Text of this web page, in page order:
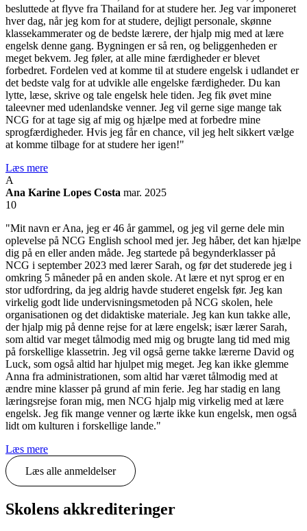
besluttede at flyve fra Thailand for at studere her. Jeg var imponeret
hver dag, når jeg kom for at studere, dejligt personale, skønne
klassekammerater og de bedste lærere, der hjalp mig med at lære
engelsk denne gang. Bygningen er så ren, og beliggenheden er
meget bekvem. Jeg føler, at alle mine færdigheder er blevet
forbedret. Fordelen ved at komme til at studere engelsk i udlandet er
det bedste valg for at udvikle alle engelske færdigheder. Du kan
lytte, læse, skrive og tale engelsk hele tiden. Jeg fik øvet mine
taleevner med udenlandske venner. Jeg vil gerne sige mange tak
NCG for at tage sig af mig og hjælpe med at forbedre mine
sprogfærdigheder. Hvis jeg får en chance, vil jeg helt sikkert vælge
at komme tilbage for at studere her igen!"
Læs mere
A
Ana Karine Lopes Costa mar. 2025
10
"Mit navn er Ana, jeg er 46 år gammel, og jeg vil gerne dele min
oplevelse på NCG English school med jer. Jeg håber, det kan hjælpe
dig på en eller anden måde. Jeg startede på begynderklasser på
NCG i september 2023 med lærer Sarah, og før det studerede jeg i
omkring 5 måneder på en anden skole. At lære et nyt sprog er en
stor udfordring, da jeg aldrig havde studeret engelsk før. Jeg kan
virkelig godt lide undervisningsmetoden på NCG skolen, hele
organisationen og det didaktiske materiale. Jeg kan kun takke alle,
der hjalp mig på denne rejse for at lære engelsk; især lærer Sarah,
som altid var meget tålmodig med mig og brugte lang tid med mig
på forskellige klassetrin. Jeg vil også gerne takke lærerne David og
Luck, som også altid har hjulpet mig meget. Jeg kan ikke glemme
Anna fra administrationen, som altid har været tålmodig med at
ændre mine klasser på grund af min ferie. Jeg har stadig en lang
læringsrejse foran mig, men NCG hjalp mig virkelig med at lære
engelsk. Jeg fik mange venner og lærte ikke kun engelsk, men også
lidt om kulturen i forskellige lande."
Læs mere
Læs alle anmeldelser
Skolens akkrediteringer